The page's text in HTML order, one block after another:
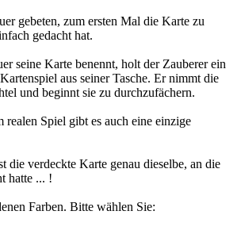
gebeten, zum ersten Mal die Karte zu
gedacht hat.
seine Karte benennt, holt der Zauberer ein
aus seiner Tasche. Er nimmt die
und beginnt sie zu durchzufächern.
realen Spiel gibt es auch eine einzige
die verdeckte Karte genau dieselbe, an die
hatte ... !
Farben. Bitte wählen Sie: